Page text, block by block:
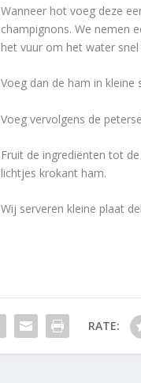
Wanneer hot voeg deze
champignons. We nemen
het vuur om het water
Voeg dan de ham in
Voeg vervolgens de
Fruit de ingrediënten tot
lichtjes krokant ham.
Wij serveren kleine plaat
RATE: